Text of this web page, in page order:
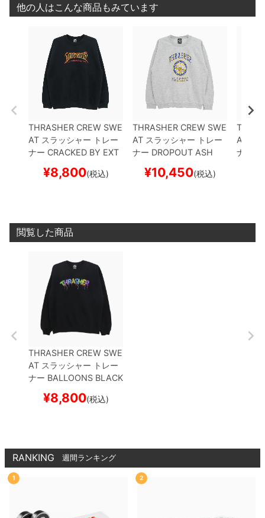
他の人はこんな商品もみています
THRASHER CREW SWE
AT スラッシャー トレー
ナー CRACKED BY EXT
企画）スケートボード
¥8,800(税込)
THRASHER CREW SWE
AT スラッシャー トレー
ナー DROPOUT ASH
ード スケボー
¥10,450(税込)
AT
ナー
閲覧した商品
THRASHER CREW SWE
AT スラッシャー トレー
ナー BALLOONS BLACK
ード スケボー
¥8,800(税込)
RANKING 週間ランキング
1 2